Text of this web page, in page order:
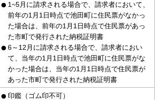
1~5月に請求される場合で、請求者において、
前年の1月1日時点で池田町に住民票がなかっ
た場合は、前年の1月1日時点で住民票があっ
た市町で発行された納税証明書
6～12月に請求される場合で、請求者におい
て、当年の1月1日時点で池田町に住民票がな
かった場合は、当年の1月1日時点で住民票が
あった市町で発行された納税証明書
印鑑（ゴム印不可）